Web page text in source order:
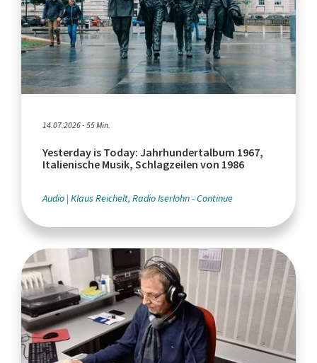
14.07.2026 - 55 Min.
Yesterday is Today: Jahrhundertalbum 1967,
Italienische Musik, Schlagzeilen von 1986
Audio Klaus Reichelt, Radio Iserlohn - Continue